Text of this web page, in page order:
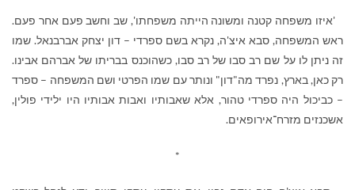
'איזו משפחה קטנה ומשונה הייתה משפחתו', שב וחשב פעם אחר פעם.
ראש המשפחה, סבא איצ'ה, נקרא בשם ספרדי – דון יצחק אברבנאל. שמו
זה ניתן לו על שם רב סבו של רב סבו, כשהוכנס בבריתו של אברהם אבינו.
רק כאן, בארץ, נפרד מה"דון" ונותר עם שמו הפרטי ושם המשפחה – ספרד
– כביכול היה ספרדי טהור, אלא שאבותיו ואבות אבותיו היו ילידי פולין,
אשכנזים מזרח־אירופאים.
*